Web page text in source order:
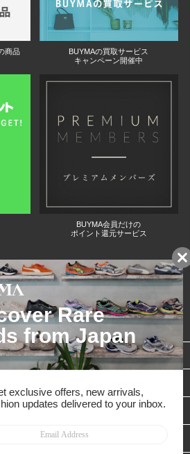
商品
BUYMAの買取サービス
キャンペーン開催中
BUYMA会員だけの
ポイント還元サービス
ページトップへ
安心への取り組み
BUYMA CARD